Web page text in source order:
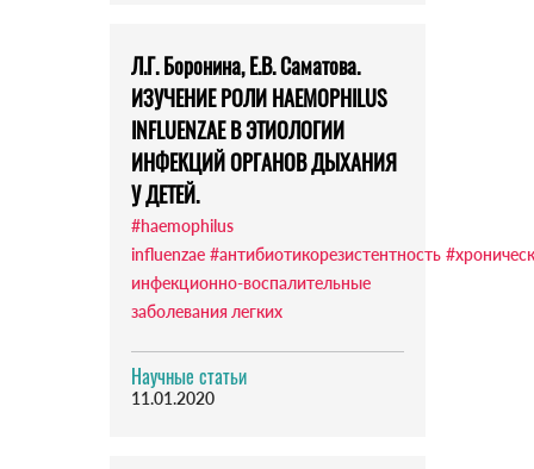
Л.Г. Боронина, Е.В. Саматова.
ИЗУЧЕНИЕ РОЛИ HAEMOPHILUS
INFLUENZAE В ЭТИОЛОГИИ
ИНФЕКЦИЙ ОРГАНОВ ДЫХАНИЯ
У ДЕТЕЙ.
#haemophilus
influenzae #антибиотикорезистентность
инфекционно-воспалительные
заболевания легких
Научные статьи
11.01.2020